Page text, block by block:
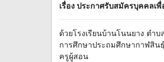
เรื่อง ประกาศรับสมัครบุคคลเ
ด้วยโรงเรียนบ้านโนนยาง ตำ
การศึกษาประถมศึกษากาฬสิน
ครูผู้สอน